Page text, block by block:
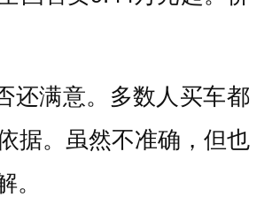
还满意。多数人买车都
据。虽然不准确，但也
。